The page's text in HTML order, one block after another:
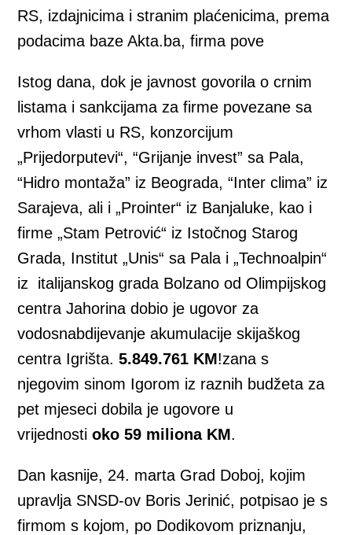
RS, izdajnicima i stranim plaćenicima, prema
podacima baze Akta.ba, firma pove
Istog dana, dok je javnost govorila o crnim
listama i sankcijama za firme povezane sa
vrhom vlasti u RS, konzorcijum
„Prijedorputevi“, “Grijanje invest” sa Pala,
“Hidro montaža” iz Beograda, “Inter clima” iz
Sarajeva, ali i „Prointer“ iz Banjaluke, kao i
firme „Stam Petrović“ iz Istočnog Starog
Grada, Institut „Unis“ sa Pala i „Technoalpin“
iz italijanskog grada Bolzano od Olimpijskog
centra Jahorina dobio je ugovor za
vodosnabdijevanje akumulacije skijaškog
centra Igrišta.5.849.761 KM!zana s
njegovim sinom Igorom iz raznih budžeta za
pet mjeseci dobila je ugovore u
vrijednostioko 59 miliona KM.
Dan kasnije, 24. marta Grad Doboj, kojim
upravlja SNSD-ov Boris Jerinić, potpisao je s
firmom s kojom, po Dodikovom priznanju,